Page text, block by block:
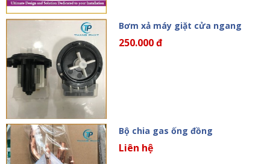
Bơm xả máy giặt cửa ngang
250.000 đ
Bộ chia gas ống đồng
Liên hệ